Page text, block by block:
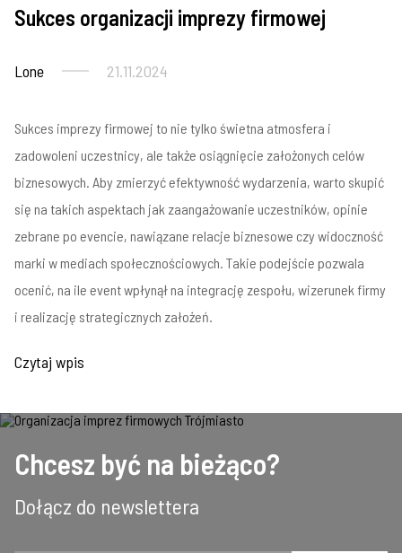
Imprezy firmowe
Sukces organizacji imprezy firmowej
Lone 21.11.2024
Sukces imprezy firmowej to nie tylko świetna atmosfera i
zadowoleni uczestnicy, ale także osiągnięcie założonych celów
biznesowych. Aby zmierzyć efektywność wydarzenia, warto skupić
się na takich aspektach jak zaangażowanie uczestników, opinie
zebrane po evencie, nawiązane relacje biznesowe czy widoczność
marki w mediach społecznościowych. Takie podejście pozwala
ocenić, na ile event wpłynął na integrację zespołu, wizerunek firmy
i realizację strategicznych założeń.
Czytaj wpis
Chcesz być na bieżąco?
Dołącz do newslettera